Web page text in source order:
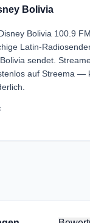
Bolivia
Bolivia 100.9
Latin-
sendet.
auf Streema —